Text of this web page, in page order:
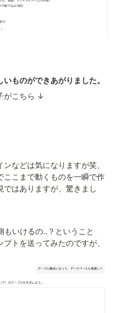
ものができあがりました。
がこちら ↓
などは気になりますが笑、
ここまで動くものを一瞬で作
はありますが、驚きまし
もいけるの‥？ということ
トを送ってみたのですが、